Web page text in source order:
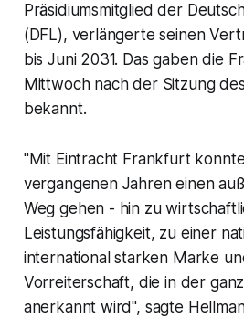
Präsidiumsmitglied der
(DFL), verlängerte seinen
bis Juni 2031. Das gaben die
Mittwoch nach der Sitzung
bekannt.
"Mit Eintracht Frankfurt
vergangenen Jahren einen
Weg gehen - hin zu
Leistungsfähigkeit, zu einer
international starken Marke
Vorreiterschaft, die in der
anerkannt wird", sagte